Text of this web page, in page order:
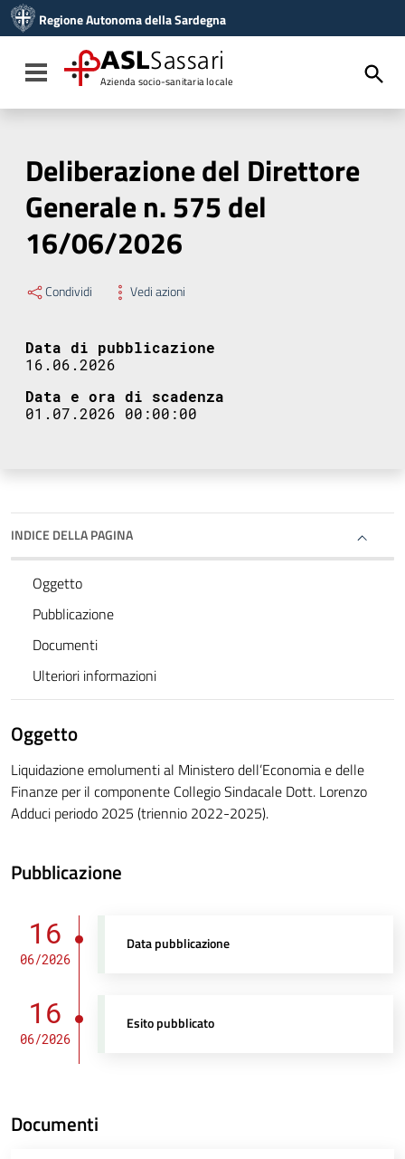
Vai al menu di navigazione
Vai al footer
Regione Autonoma della Sardegna
Toggle navigation
ASLSassari
Azienda socio-sanitaria locale
Deliberazione del Direttore
Generale n. 575 del
16/06/2026
Condividi Vedi azioni
Data di pubblicazione
16.06.2026
Data e ora di scadenza
01.07.2026 00:00:00
INDICE DELLA PAGINA
Oggetto
Pubblicazione
Documenti
Ulteriori informazioni
Oggetto
Liquidazione emolumenti al Ministero dell’Economia e delle
Finanze per il componente Collegio Sindacale Dott. Lorenzo
Adduci periodo 2025 (triennio 2022-2025).
Pubblicazione
16
06/2026
Data pubblicazione
16
06/2026
Esito pubblicato
Documenti